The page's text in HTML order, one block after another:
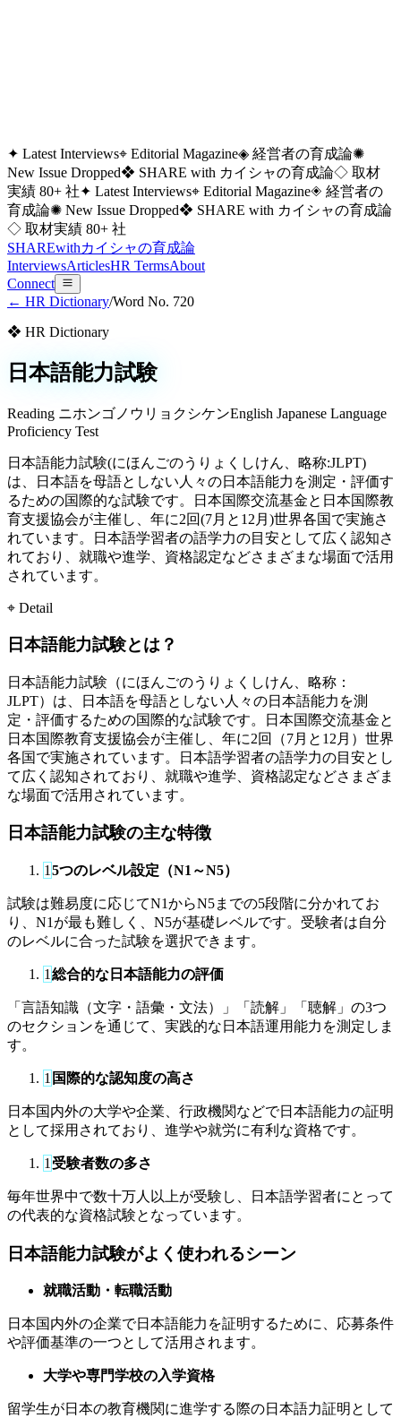
✦ Latest Interviews⌖ Editorial Magazine◈ 経営者の育成論✺
New Issue Dropped❖ SHARE with カイシャの育成論◇ 取材
実績 80+ 社✦ Latest Interviews⌖ Editorial Magazine◈ 経営者の
育成論✺ New Issue Dropped❖ SHARE with カイシャの育成論
◇ 取材実績 80+ 社
SHAREwithカイシャの育成論
InterviewsArticlesHR TermsAbout
Connect
← HR Dictionary/Word No. 720
❖ HR Dictionary
日本語能力試験
Reading ニホンゴノウリョクシケンEnglish Japanese Language
Proficiency Test
日本語能力試験(にほんごのうりょくしけん、略称:JLPT)
は、日本語を母語としない人々の日本語能力を測定・評価す
るための国際的な試験です。日本国際交流基金と日本国際教
育支援協会が主催し、年に2回(7月と12月)世界各国で実施さ
れています。日本語学習者の語学力の目安として広く認知さ
れており、就職や進学、資格認定などさまざまな場面で活用
されています。
⌖ Detail
日本語能力試験とは？
日本語能力試験（にほんごのうりょくしけん、略称：
JLPT）は、日本語を母語としない人々の日本語能力を測
定・評価するための国際的な試験です。日本国際交流基金と
日本国際教育支援協会が主催し、年に2回（7月と12月）世界
各国で実施されています。日本語学習者の語学力の目安とし
て広く認知されており、就職や進学、資格認定などさまざま
な場面で活用されています。
日本語能力試験の主な特徴
1 5つのレベル設定（N1～N5）
試験は難易度に応じてN1からN5までの5段階に分かれてお
り、N1が最も難しく、N5が基礎レベルです。受験者は自分
のレベルに合った試験を選択できます。
1 総合的な日本語能力の評価
「言語知識（文字・語彙・文法）」「読解」「聴解」の3つ
のセクションを通じて、実践的な日本語運用能力を測定しま
す。
1 国際的な認知度の高さ
日本国内外の大学や企業、行政機関などで日本語能力の証明
として採用されており、進学や就労に有利な資格です。
1 受験者数の多さ
毎年世界中で数十万人以上が受験し、日本語学習者にとって
の代表的な資格試験となっています。
日本語能力試験がよく使われるシーン
就職活動・転職活動
日本国内外の企業で日本語能力を証明するために、応募条件
や評価基準の一つとして活用されます。
大学や専門学校の入学資格
留学生が日本の教育機関に進学する際の日本語力証明として